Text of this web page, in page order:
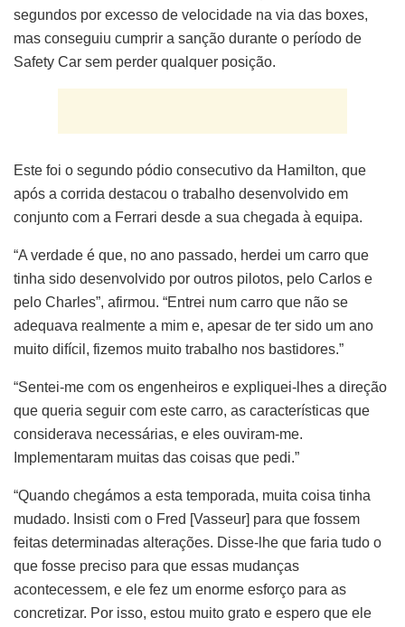
segundos por excesso de velocidade na via das boxes,
mas conseguiu cumprir a sanção durante o período de
Safety Car sem perder qualquer posição.
Este foi o segundo pódio consecutivo da Hamilton, que
após a corrida destacou o trabalho desenvolvido em
conjunto com a Ferrari desde a sua chegada à equipa.
“A verdade é que, no ano passado, herdei um carro que
tinha sido desenvolvido por outros pilotos, pelo Carlos e
pelo Charles”, afirmou. “Entrei num carro que não se
adequava realmente a mim e, apesar de ter sido um ano
muito difícil, fizemos muito trabalho nos bastidores.”
“Sentei-me com os engenheiros e expliquei-lhes a direção
que queria seguir com este carro, as características que
considerava necessárias, e eles ouviram-me.
Implementaram muitas das coisas que pedi.”
“Quando chegámos a esta temporada, muita coisa tinha
mudado. Insisti com o Fred [Vasseur] para que fossem
feitas determinadas alterações. Disse-lhe que faria tudo o
que fosse preciso para que essas mudanças
acontecessem, e ele fez um enorme esforço para as
concretizar. Por isso, estou muito grato e espero que ele